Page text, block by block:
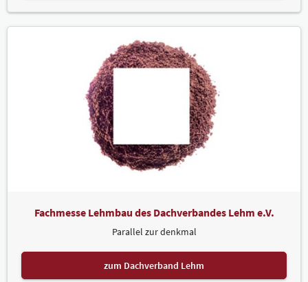
Fachmesse Lehmbau des Dachverbandes Lehm e.V.
Parallel zur denkmal
zum Dachverband Lehm